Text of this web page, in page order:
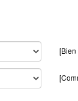
[Bien